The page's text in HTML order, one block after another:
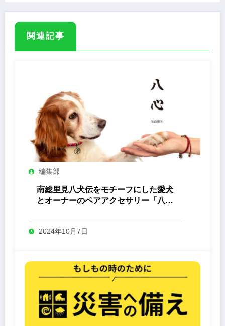
関連記事
編集部
南総里見八犬伝をモチーフにした愛犬
とオーナーのペアアクセサリー「八心
2024年10月7日